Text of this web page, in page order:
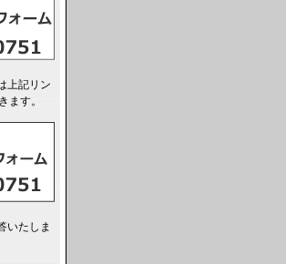
上記リン
ます。
いたしま